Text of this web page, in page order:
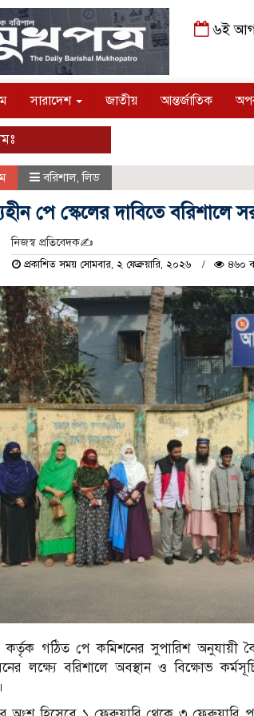
৬ই
সারাদেশ জাতীয় আন্তর্জাতিক
বরিশাল,লিড
পে স্কেলের দাবিতে বরিশালে
নিজস্ব প্রতিবেদক✍️
প্রকাশিত সময় সোমবার, ২ ফেব্রুয়ারি, ২০২৬ ৪৬০
কর্তৃক গঠিত পে কমিশনের সুপারিশ অনুযায়ী
লক্ষ্যে বরিশালে অবস্থান ও বিক্ষোভ